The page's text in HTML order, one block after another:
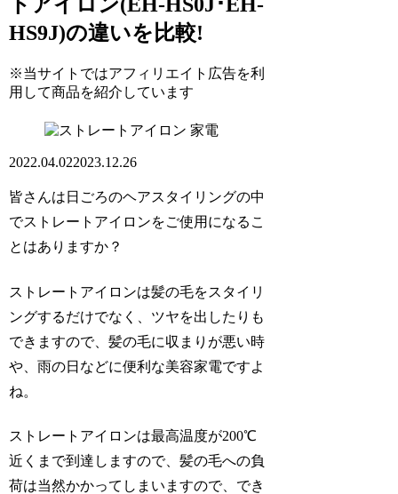
HS9J)の違いを比較!
※当サイトではアフィリエイト広告を利
用して商品を紹介しています
家電
2022.04.022023.12.26
皆さんは日ごろのヘアスタイリングの中
でストレートアイロンをご使用になるこ
とはありますか？
ストレートアイロンは髪の毛をスタイリ
ングするだけでなく、ツヤを出したりも
できますので、髪の毛に収まりが悪い時
や、雨の日などに便利な美容家電ですよ
ね。
ストレートアイロンは最高温度が200℃
近くまで到達しますので、髪の毛への負
荷は当然かかってしまいますので、でき